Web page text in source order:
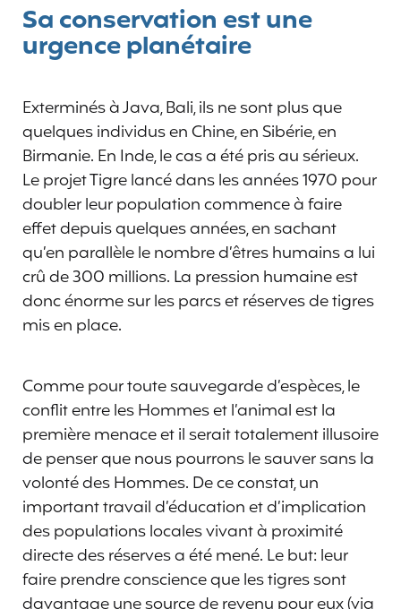
Sa conservation est une
urgence planétaire
Exterminés à Java, Bali, ils ne sont plus que
quelques individus en Chine, en Sibérie, en
Birmanie. En Inde, le cas a été pris au sérieux.
Le projet Tigre lancé dans les années 1970 pour
doubler leur population commence à faire
effet depuis quelques années, en sachant
qu’en parallèle le nombre d’êtres humains a lui
crû de 300 millions. La pression humaine est
donc énorme sur les parcs et réserves de tigres
mis en place.
Comme pour toute sauvegarde d’espèces, le
conflit entre les Hommes et l’animal est la
première menace et il serait totalement illusoire
de penser que nous pourrons le sauver sans la
volonté des Hommes. De ce constat, un
important travail d’éducation et d’implication
des populations locales vivant à proximité
directe des réserves a été mené. Le but: leur
faire prendre conscience que les tigres sont